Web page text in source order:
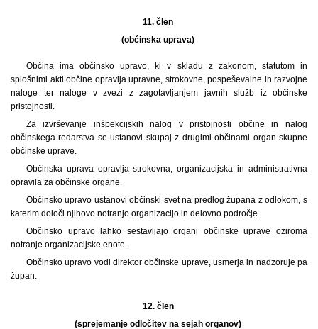
11. člen
(občinska uprava)
Občina ima občinsko upravo, ki v skladu z zakonom, statutom in
splošnimi akti občine opravlja upravne, strokovne, pospeševalne in razvojne
naloge ter naloge v zvezi z zagotavljanjem javnih služb iz občinske
pristojnosti.
Za izvrševanje inšpekcijskih nalog v pristojnosti občine in nalog
občinskega redarstva se ustanovi skupaj z drugimi občinami organ skupne
občinske uprave.
Občinska uprava opravlja strokovna, organizacijska in administrativna
opravila za občinske organe.
Občinsko upravo ustanovi občinski svet na predlog župana z odlokom, s
katerim določi njihovo notranjo organizacijo in delovno področje.
Občinsko upravo lahko sestavljajo organi občinske uprave oziroma
notranje organizacijske enote.
Občinsko upravo vodi direktor občinske uprave, usmerja in nadzoruje pa
župan.
12. člen
(sprejemanje odločitev na sejah organov)